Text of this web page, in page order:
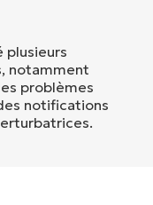
plusieurs
notamment
problèmes
notifications